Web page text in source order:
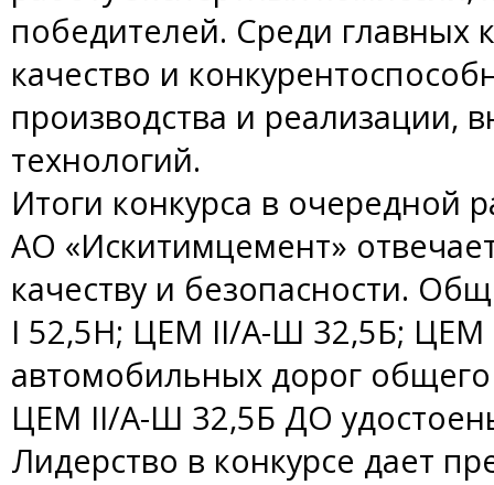
победителей. Среди главных
качество и
производства и реализации,
технологий.
Итоги конкурса в очередной
АО «Искитимцемент»
качеству и безопасности.
I 52,5Н; ЦЕМ II/А-Ш 32,5Б;
автомобильных дорог
ЦЕМ II/А-Ш 32,5Б ДО
Лидерство в конкурсе дает